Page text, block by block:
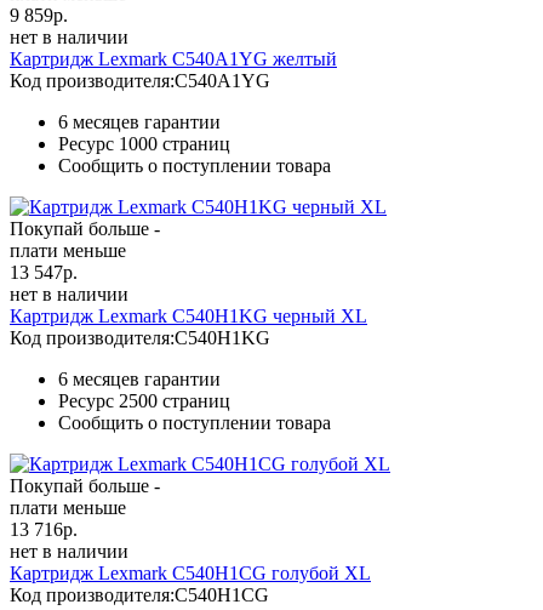
9 859р.
нет в наличии
Картридж Lexmark C540A1YG желтый
Код производителя:C540A1YG
6 месяцев гарантии
Ресурс 1000 страниц
Сообщить о поступлении товара
Покупай больше -
плати меньше
13 547р.
нет в наличии
Картридж Lexmark C540H1KG черный XL
Код производителя:C540H1KG
6 месяцев гарантии
Ресурс 2500 страниц
Сообщить о поступлении товара
Покупай больше -
плати меньше
13 716р.
нет в наличии
Картридж Lexmark C540H1CG голубой XL
Код производителя:C540H1CG